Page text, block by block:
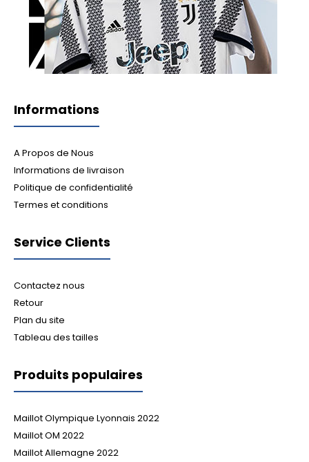
Informations
A Propos de Nous
Informations de livraison
Politique de confidentialité
Termes et conditions
Service Clients
Contactez nous
Retour
Plan du site
Tableau des tailles
Produits populaires
Maillot Olympique Lyonnais 2022
Maillot OM 2022
Maillot Allemagne 2022